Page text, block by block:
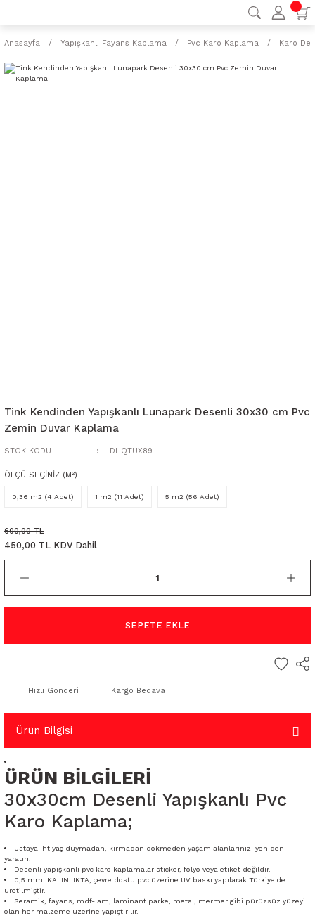
Anasayfa Yapışkanlı Fayans Kaplama Pvc Karo Kaplama Karo
Tink Kendinden Yapışkanlı Lunapark Desenli 30x30 cm Pvc
Zemin Duvar Kaplama
STOK KODU DHQTUX89
ÖLÇÜ SEÇİNİZ (M²)
0,36 m2 (4 Adet) 1 m2 (11 Adet) 5 m2 (56 Adet)
600,00 TL
450,00 TL KDV Dahil
SEPETE EKLE
Hızlı Gönderi Kargo Bedava
Ürün Bilgisi
ÜRÜN BİLGİLERİ
30x30cm Desenli Yapışkanlı Pvc
Karo Kaplama;
Ustaya ihtiyaç duymadan, kırmadan dökmeden yaşam alanlarınızı yeniden
yaratın.
Desenli yapışkanlı pvc karo kaplamalar sticker, folyo veya etiket değildir.
0,5 mm. KALINLIKTA, çevre dostu pvc üzerine UV baskı yapılarak Türkiye'de
üretilmiştir.
Seramik, fayans, mdf-lam, laminant parke, metal, mermer gibi pürüzsüz yüzeyi
olan her malzeme üzerine yapıştırılır.